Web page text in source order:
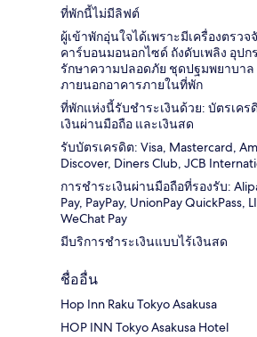
ที่พักนี้ไม่มีลิฟต์
ผู้เข้าพักอุ่นใจได้เพราะมีเครื่องตรวจ
คาร์บอนมอนอกไซด์ ถังดับเพลิง อุป
รักษาความปลอดภัย ชุดปฐมพยาบาล
ภายนอกอาคารภายในที่พัก
ที่พักแห่งนี้รับชำระเงินด้วย: บัตรเคร
เงินผ่านมือถือ และเงินสด
รับบัตรเครดิต: Visa, Mastercard,
Discover, Diners Club, JCB
การชำระเงินผ่านมือถือที่รองรับ:
Pay, PayPay, UnionPay QuickPass,
WeChat Pay
มีบริการชำระเงินแบบไร้เงินสด
ชื่ออื่น
Hop Inn Raku Tokyo Asakusa
HOP INN Tokyo Asakusa Hotel